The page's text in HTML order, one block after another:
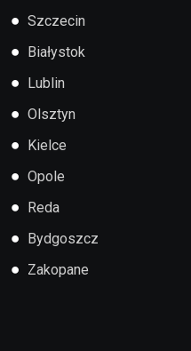
● Szczecin
● Białystok
● Lublin
● Olsztyn
● Kielce
● Opole
● Reda
● Bydgoszcz
● Zakopane